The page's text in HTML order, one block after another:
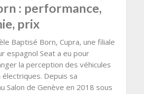
: performance,
prix
Baptisé Born, Cupra, une filiale
espagnol Seat a eu pour
la perception des véhicules
Depuis sa
Salon de Genève en 2018 sous